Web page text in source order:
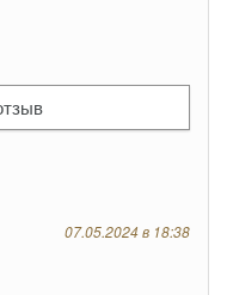
07.05.2024 в 18:38